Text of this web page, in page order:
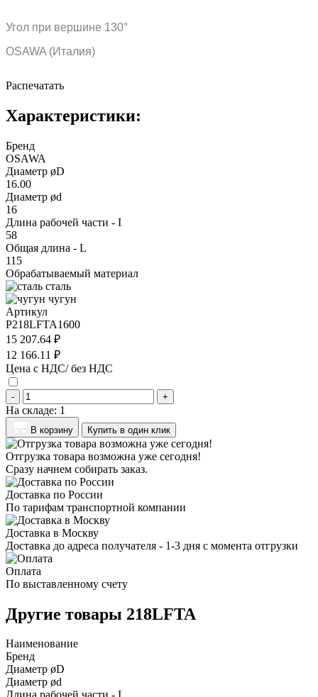
Угол при вершине 130°
OSAWA (Италия)
Распечатать
Характеристики:
Бренд
OSAWA
Диаметр øD
16.00
Диаметр ød
16
Длина рабочей части - I
58
Общая длина - L
115
Обрабатываемый материал
сталь
чугун
Артикул
P218LFTA1600
15 207.64 ₽
12 166.11 ₽
Цена с НДС/ без НДС
- +
На складе: 1
В корзину Купить в один клик
Отгрузка товара возможна уже сегодня!
Сразу начнем собирать заказ.
Доставка по России
По тарифам транспортной компании
Доставка в Москву
Доставка до адреса получателя - 1-3 дня с момента отгрузки
Оплата
По выставленному счету
Другие товары 218LFTA
Наименование
Бренд
Диаметр øD
Диаметр ød